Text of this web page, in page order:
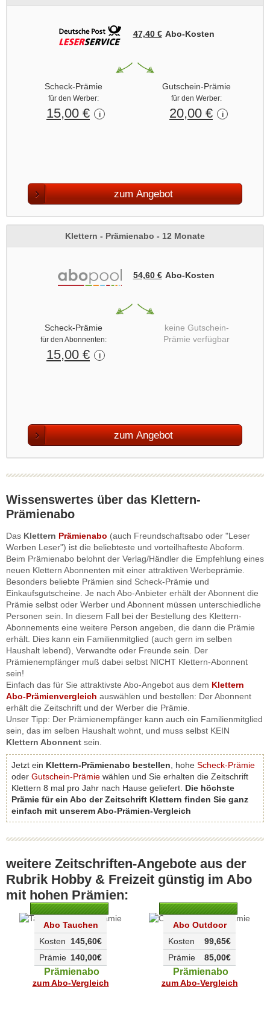
47,40 € Abo‑Kosten
Scheck-Prämie
für den Werber:
15,00 € i
Gutschein-Prämie
für den Werber:
20,00 € i
zum Angebot
Klettern - Prämienabo - 12 Monate
54,60 € Abo‑Kosten
Scheck-Prämie
für den Abonnenten:
15,00 € i
keine Gutschein-
Prämie verfügbar
zum Angebot
Wissenswertes über das Klettern-
Prämienabo
Das Klettern Prämienabo (auch Freundschaftsabo oder "Leser
Werben Leser") ist die beliebteste und vorteilhafteste Aboform.
Beim Prämienabo belohnt der Verlag/Händler die Empfehlung eines
neuen Klettern Abonnenten mit einer attraktiven Werbeprämie.
Besonders beliebte Prämien sind Scheck-Prämie und
Einkaufsgutscheine. Je nach Abo-Anbieter erhält der Abonnent die
Prämie selbst oder Werber und Abonnent müssen unterschiedliche
Personen sein. In diesem Fall bei der Bestellung des Klettern-
Abonnements eine weitere Person angeben, die dann die Prämie
erhält. Dies kann ein Familienmitglied (auch gern im selben
Haushalt lebend), Verwandte oder Freunde sein. Der
Prämienempfänger muß dabei selbst NICHT Klettern-Abonnent
sein!
Einfach das für Sie attraktivste Abo-Angebot aus dem Klettern
Abo-Prämienvergleich auswählen und bestellen: Der Abonnent
erhält die Zeitschrift und der Werber die Prämie.
Unser Tipp: Der Prämienempfänger kann auch ein Familienmitglied
sein, das im selben Haushalt wohnt, und muss selbst KEIN
Klettern Abonnent sein.
Jetzt ein Klettern-Prämienabo bestellen , hohe Scheck-Prämie
oder Gutschein-Prämie wählen und Sie erhalten die Zeitschrift
Klettern 8 mal pro Jahr nach Hause geliefert. Die höchste
Prämie für ein Abo der Zeitschrift Klettern finden Sie ganz
einfach mit unserem Abo-Prämien-Vergleich
weitere Zeitschriften-Angebote aus der
Rubrik Hobby & Freizeit günstig im Abo
mit hohen Prämien:
Abo Tauchen
145,60€
Kosten
140,00€
Prämie
Prämienabo
zum Abo-Vergleich
Abo Outdoor
99,65€
Kosten
85,00€
Prämie
Prämienabo
zum Abo-Vergleich